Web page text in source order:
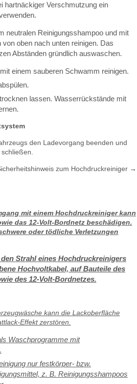
hartnäckiger Verschmutzung ein
neutralen Reinigungsshampoo und mit
oben nach unten reinigen. Das
Abständen gründlich auswaschen.
einem sauberen Schwamm reinigen.
lassen. Wasserrückstände mit
den Ladevorgang beenden und
zum Hochdruckreiniger →
mit einem Hochdruckreiniger kann
das 12-Volt-Bordnetz beschädigen.
oder tödliche Verletzungen
Strahl eines Hochdruckreinigers
Hochvoltkabel, auf Bauteile des
des 12-Volt-Bordnetzes.
kann die Lackoberfläche
Effekt zerstören.
Waschprogramme mit
nur festkörper- bzw.
z. B. Reinigungsshampoos